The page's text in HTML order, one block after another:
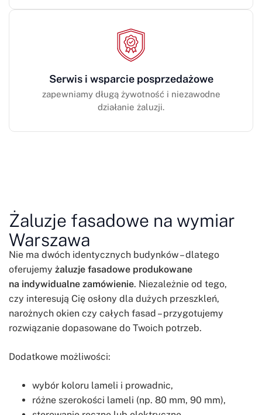
Serwis i wsparcie posprzedażowe
zapewniamy długą żywotność i niezawodne
działanie żaluzji.
Żaluzje fasadowe na wymiar
Warszawa
Nie ma dwóch identycznych budynków – dlatego
oferujemy żaluzje fasadowe produkowane
na indywidualne zamówienie. Niezależnie od tego,
czy interesują Cię osłony dla dużych przeszkleń,
narożnych okien czy całych fasad – przygotujemy
rozwiązanie dopasowane do Twoich potrzeb.
Dodatkowe możliwości:
wybór koloru lameli i prowadnic,
różne szerokości lameli (np. 80 mm, 90 mm),